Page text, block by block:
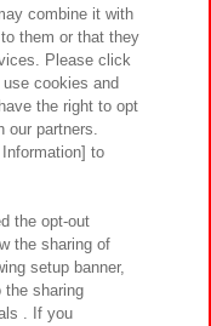
サイトポリシー
リティ方針と検証結果
ご質問・お問い合わせ
combine it with
them or that they
Please click
cookies and
the right to opt
our partners.
to
the opt-out
the sharing of
setup banner,
the sharing
. If you